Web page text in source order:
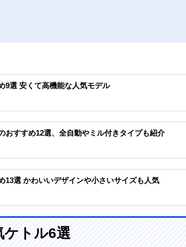
9選 安くて高機能な人気モデル
おすすめ12選、全自動やミル付きタイプも紹介
13選 かわいいデザインや小さいサイズも人気
ケトル6選